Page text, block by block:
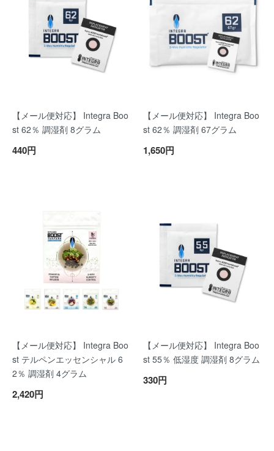
【メール便対応】 Integra Boo
st 62％ 調湿剤 8グラム
440円
【メール便対応】 Integra Boo
st 62％ 調湿剤 67グラム
1,650円
【メール便対応】 Integra Boo
st テルペンエッセンシャル 6
2％ 調湿剤 4グラム
2,420円
【メール便対応】 Integra Boo
st 55％ 低湿度 調湿剤 8グラム
330円